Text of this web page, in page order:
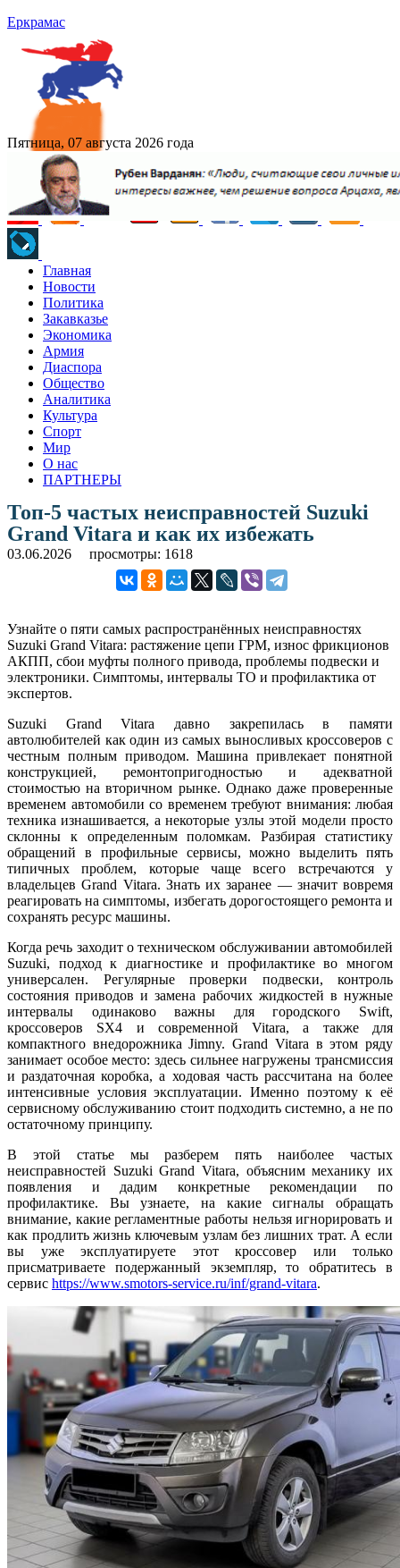
Еркрамас
Пятница, 07 августа 2026 года
Главная
Новости
Политика
Закавказье
Экономика
Армия
Диаспора
Общество
Аналитика
Культура
Спорт
Мир
О нас
ПАРТНЕРЫ
Топ-5 частых неисправностей Suzuki
Grand Vitara и как их избежать
03.06.2026 просмотры: 1618
Узнайте о пяти самых распространённых неисправностях
Suzuki Grand Vitara: растяжение цепи ГРМ, износ фрикционов
АКПП, сбои муфты полного привода, проблемы подвески и
электроники. Симптомы, интервалы ТО и профилактика от
экспертов.
Suzuki Grand Vitara давно закрепилась в памяти
автолюбителей как один из самых выносливых кроссоверов с
честным полным приводом. Машина привлекает понятной
конструкцией, ремонтопригодностью и адекватной
стоимостью на вторичном рынке. Однако даже проверенные
временем автомобили со временем требуют внимания: любая
техника изнашивается, а некоторые узлы этой модели просто
склонны к определенным поломкам. Разбирая статистику
обращений в профильные сервисы, можно выделить пять
типичных проблем, которые чаще всего встречаются у
владельцев Grand Vitara. Знать их заранее — значит вовремя
реагировать на симптомы, избегать дорогостоящего ремонта и
сохранять ресурс машины.
Когда речь заходит о техническом обслуживании автомобилей
Suzuki, подход к диагностике и профилактике во многом
универсален. Регулярные проверки подвески, контроль
состояния приводов и замена рабочих жидкостей в нужные
интервалы одинаково важны для городского Swift,
кроссоверов SX4 и современной Vitara, а также для
компактного внедорожника Jimny. Grand Vitara в этом ряду
занимает особое место: здесь сильнее нагружены трансмиссия
и раздаточная коробка, а ходовая часть рассчитана на более
интенсивные условия эксплуатации. Именно поэтому к её
сервисному обслуживанию стоит подходить системно, а не по
остаточному принципу.
В этой статье мы разберем пять наиболее частых
неисправностей Suzuki Grand Vitara, объясним механику их
появления и дадим конкретные рекомендации по
профилактике. Вы узнаете, на какие сигналы обращать
внимание, какие регламентные работы нельзя игнорировать и
как продлить жизнь ключевым узлам без лишних трат. А если
вы уже эксплуатируете этот кроссовер или только
присматриваете подержанный экземпляр, то обратитесь в
сервис https://www.smotors-service.ru/inf/grand-vitara.